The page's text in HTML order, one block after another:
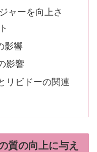
ャーを向上さ
影響
影響
リビドーの関連
質の向上に与え